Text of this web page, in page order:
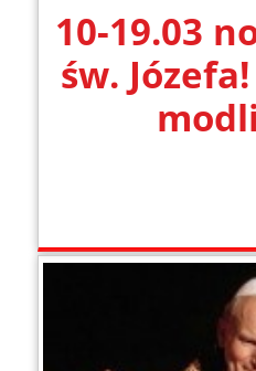
10-19.03
św.